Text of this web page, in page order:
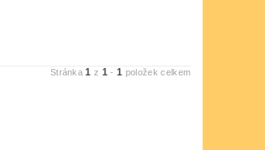
Stránka1 z 1 -1 položek celkem